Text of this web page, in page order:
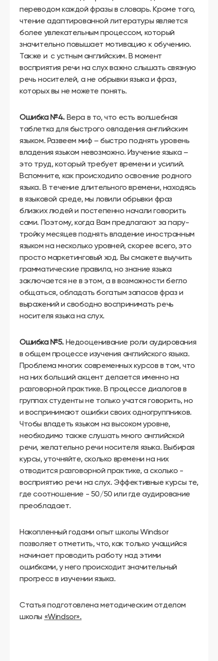
переводом каждой фразы в словарь. Кроме того,
чтение адаптированной литературы является
более увлекательным процессом, который
значительно повышает мотивацию к обучению.
Также и с устным английским. В момент
восприятия речи на слух важно слышать связную
речь носителей, а не обрывки языка и фраз,
которых вы не можете понять.
Ошибка №4. Вера в то, что есть волшебная
таблетка для быстрого овладения английским
языком. Развеем миф – быстро поднять уровень
владения языком невозможно. Изучение языка –
это труд, который требует времени и усилий.
Вспомните, как происходило освоение родного
языка. В течение длительного времени, находясь
в языковой среде, мы ловили обрывки фраз
близких людей и постепенно начали говорить
сами. Поэтому, когда Вам предлагают за пару-
тройку месяцев поднять владение иностранным
языком на несколько уровней, скорее всего, это
просто маркетинговый ход. Вы сможете выучить
грамматические правила, но знание языка
заключается не в этом, а в возможности бегло
общаться, обладать богатым запасов фраз и
выражений и свободно воспринимать речь
носителя языка на слух.
Ошибка №5. Недооценивание роли аудирования
в общем процессе изучения английского языка.
Проблема многих современных курсов в том, что
на них больший акцент делается именно на
разговорной практике. В процессе диалогов в
группах студенты не только учатся говорить, но
и воспринимают ошибки своих одногруппников.
Чтобы владеть языком на высоком уровне,
необходимо также слушать много английской
речи, желательно речи носителя языка. Выбирая
курсы, уточняйте, сколько времени на них
отводится разговорной практике, а сколько -
восприятию речи на слух. Эффективные курсы те,
где соотношение - 50/50 или где аудирование
преобладает.
Накопленный годами опыт школы Windsor
позволяет отметить, что, как только учащийся
начинает проводить работу над этими
ошибками, у него происходит значительный
прогресс в изучении языка.
Статья подготовлена методическим отделом
школы «Windsor».